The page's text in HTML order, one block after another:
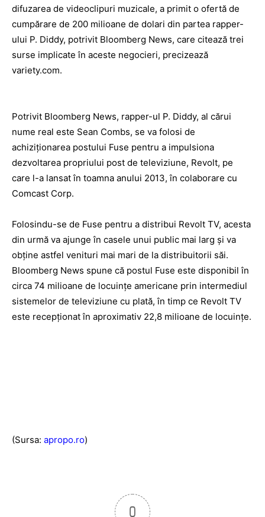
difuzarea de videoclipuri muzicale, a primit o ofertă de
cumpărare de 200 milioane de dolari din partea rapper-
ului P. Diddy, potrivit Bloomberg News, care citează trei
surse implicate în aceste negocieri, precizează
variety.com.
Potrivit Bloomberg News, rapper-ul P. Diddy, al cărui
nume real este Sean Combs, se va folosi de
achiziţionarea postului Fuse pentru a impulsiona
dezvoltarea propriului post de televiziune, Revolt, pe
care l-a lansat în toamna anului 2013, în colaborare cu
Comcast Corp.
Folosindu-se de Fuse pentru a distribui Revolt TV, acesta
din urmă va ajunge în casele unui public mai larg şi va
obţine astfel venituri mai mari de la distribuitorii săi.
Bloomberg News spune că postul Fuse este disponibil în
circa 74 milioane de locuinţe americane prin intermediul
sistemelor de televiziune cu plată, în timp ce Revolt TV
este recepţionat în aproximativ 22,8 milioane de locuinţe.
(Sursa: apropo.ro)
0